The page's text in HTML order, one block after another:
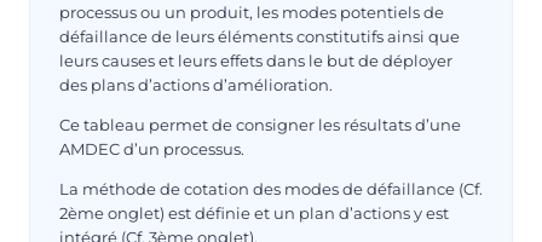
processus ou un produit, les modes potentiels de
défaillance de leurs éléments constitutifs ainsi que
leurs causes et leurs effets dans le but de déployer
des plans d’actions d’amélioration.
Ce tableau permet de consigner les résultats d’une
AMDEC d’un processus.
La méthode de cotation des modes de défaillance (Cf.
2ème onglet) est définie et un plan d’actions y est
intégré (Cf. 3ème onglet).